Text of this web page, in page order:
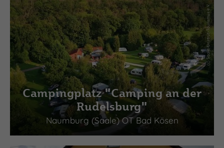
(c) Saale-Unstrut-Tourismus e.V.
Campingplatz "Camping an der
Rudelsburg"
Naumburg (Saale) OT Bad Kösen